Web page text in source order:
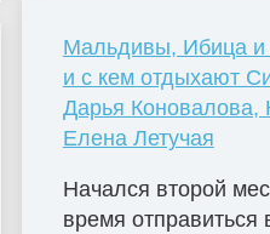
Мальдивы, Ибица и
и с кем отдыхают
Дарья Коновалова,
Елена Летучая
Начался второй
время отправиться